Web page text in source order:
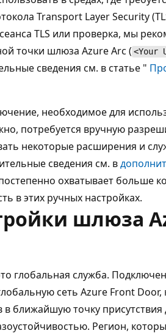
Transport Layer Security
TLS или проверка, мы
точки шлюза Azure Arc ( <Your
сведения см. в статье "
необходимое для
потребуется вручную
некоторые расширения и
сведения см. в
охватывает больше
в этих ручных настройках.
шлюза
глобальная служба.
сеть Azure Front Door,
ближайшую точку присутствия
Регион,